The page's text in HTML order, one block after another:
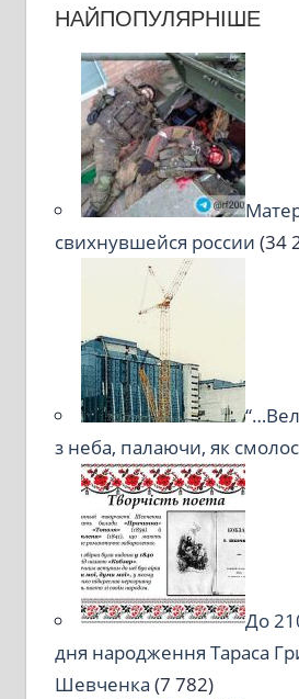
НАЙПОПУЛЯРНІШЕ
свихнувшейся россии (34
з неба, палаючи, як
До
дня народження Тараса
Шевченка (7 782)